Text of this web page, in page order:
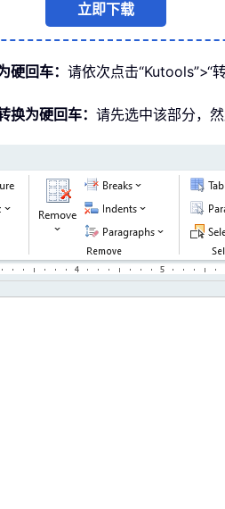
立即下载
回车： 请依次点击“Kutools”>“
为硬回车： 请先选中该部分，然